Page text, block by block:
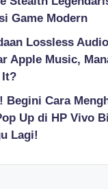
Game Modern
Lossless
Apple Music,
Begini Cara
Up di HP Vivo
Lagi!